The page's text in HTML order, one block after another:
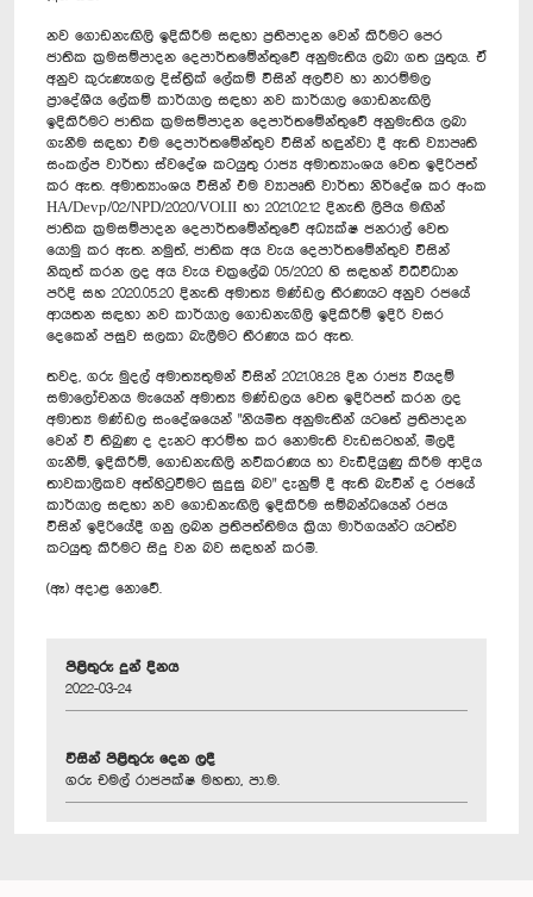
නව ගොඩනැඟිලි ඉදිකිරීම සඳහා ප්‍රතිපාදන වෙන් කිරීමට පෙර
ජාතික ක්‍රමසම්පාදන දෙපාර්තමේන්තුවේ අනුමැතිය ලබා ගත යුතුය. ඒ
අනුව කුරුණෑගල දිස්ත්‍රික් ලේකම් විසින් අලව්ව හා නාරම්මල
ප්‍රාදේශීය ලේකම් කාර්යාල සඳහා නව කාර්යාල ගොඩනැඟිලි
ඉදිකිරීමට ජාතික ක්‍රමසම්පාදන දෙපාර්තමේන්තුවේ අනුමැතිය ලබා
ගැනීම සඳහා එම දෙපාර්තමේන්තුව විසින් හඳුන්වා දී ඇති ව්‍යාපෘති
සංකල්ප වාර්තා ස්වදේශ කටයුතු රාජ්‍ය අමාත්‍යාංශය වෙත ඉදිරිපත්
කර ඇත. අමාත්‍යාංශය විසින් එම ව්‍යාපෘති වාර්තා නිර්දේශ කර අංක
HA/Devp/02/NPD/2020/VOI.II හා 2021.02.12 දිනැති ලිපිය මඟින්
ජාතික ක්‍රමසම්පාදන දෙපාර්තමේන්තුවේ අධ්‍යක්ෂ ජනරාල් වෙත
යොමු කර ඇත. නමුත්, ජාතික අය වැය දෙපාර්තමේන්තුව විසින්
නිකුත් කරන ලද අය වැය චක්‍රලේඛ 05/2020 හි සඳහන් විධිවිධාන
පරිදි සහ 2020.05.20 දිනැති අමාත්‍ය මණ්ඩල තීරණයට අනුව රජයේ
ආයතන සඳහා නව කාර්යාල ගොඩනැගිලි ඉදිකිරීම් ඉදිරි වසර
දෙකෙන් පසුව සලකා බැලීමට තීරණය කර ඇත.
තවද, ගරු මුදල් අමාත්‍යතුමන් විසින් 2021.08.28 දින රාජ්‍ය වියදම්
සමාලෝචනය මැයෙන් අමාත්‍ය මණ්ඩලය වෙත ඉදිරිපත් කරන ලද
අමාත්‍ය මණ්ඩල සංදේශයෙන් "නියමිත අනුමැතීන් යටතේ ප්‍රතිපාදන
වෙන් වී තිබුණ ද දැනට ආරම්භ කර නොමැති වැඩසටහන්, මිලදී
ගැනීම්, ඉදිකිරීම්, ගොඩනැඟිලි නවීකරණය හා වැඩිදියුණු කිරීම ආදිය
තාවකාලිකව අත්හිටුවීමට සුදුසු බව" දැනුම් දී ඇති බැවින් ද රජයේ
කාර්යාල සඳහා නව ගොඩනැඟිලි ඉදිකිරීම සම්බන්ධයෙන් රජය
විසින් ඉදිරියේදී ගනු ලබන ප්‍රතිපත්තිමය ක්‍රියා මාර්ගයන්ට යටත්ව
කටයුතු කිරීමට සිදු වන බව සඳහන් කරමි.
(ඈ) අදාළ නොවේ.
පිළිතුරු දුන් දිනය
2022-03-24
විසින් පිළිතුරු දෙන ලදී
ගරු චමල් රාජපක්ෂ මහතා, පා.ම.